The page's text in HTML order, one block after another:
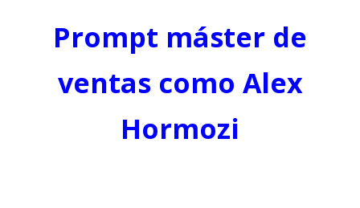
Prompt máster de
ventas como Alex
Hormozi